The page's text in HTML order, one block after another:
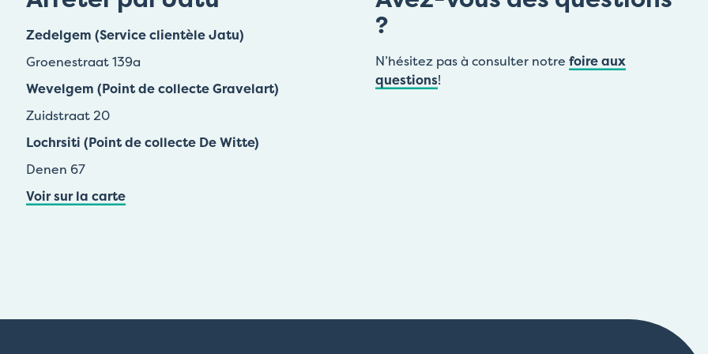
Zedelgem (Service clientèle Jatu)
Groenestraat 139a
Wevelgem (Point de collecte Gravelart)
Zuidstraat 20
Lochrsiti (Point de collecte De Witte)
Denen 67
Voir sur la carte
?
N’hésitez pas à consulter notre foire aux
questions!